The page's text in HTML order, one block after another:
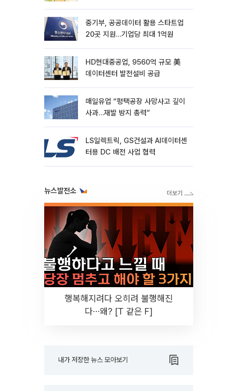
중기부, 공공데이터 활용 스타트업
20곳 지원…기업당 최대 1억원
HD현대중공업, 9560억 규모 美
데이터센터 발전설비 공급
매일유업 “평택공장 사망사고 깊이
사과…재발 방지 총력”
LS일렉트릭, GS건설과 AI데이터센
터용 DC 배전 사업 협력
뉴스발전소
행복해지려다 오히려 불행해진
다⋯왜? [T 같은 F]
내가 저장한 뉴스 모아보기